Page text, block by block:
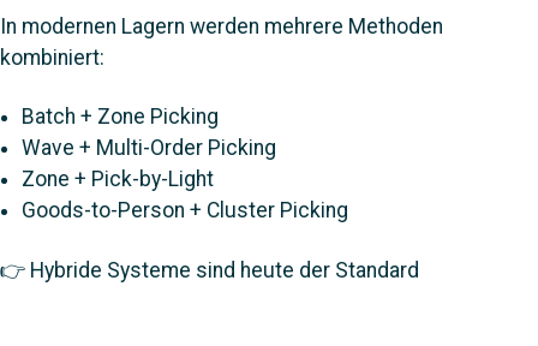
In modernen Lagern werden mehrere Methoden
kombiniert:
Batch + Zone Picking
Wave + Multi-Order Picking
Zone + Pick-by-Light
Goods-to-Person + Cluster Picking
👉 Hybride Systeme sind heute der Standard